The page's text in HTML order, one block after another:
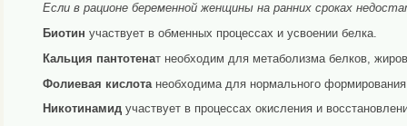
Если в рационе беременной женщины на ранних сроках
Биотин участвует в обменных процессах и усвоении белка.
Кальция пантотенат необходим для метаболизма белков,
Фолиевая кислота необходима для нормального
Никотинамид участвует в процессах окисления и